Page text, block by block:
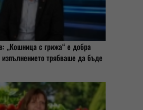
„Кошница с грижа“ е добра
изпълнението трябваше да бъде